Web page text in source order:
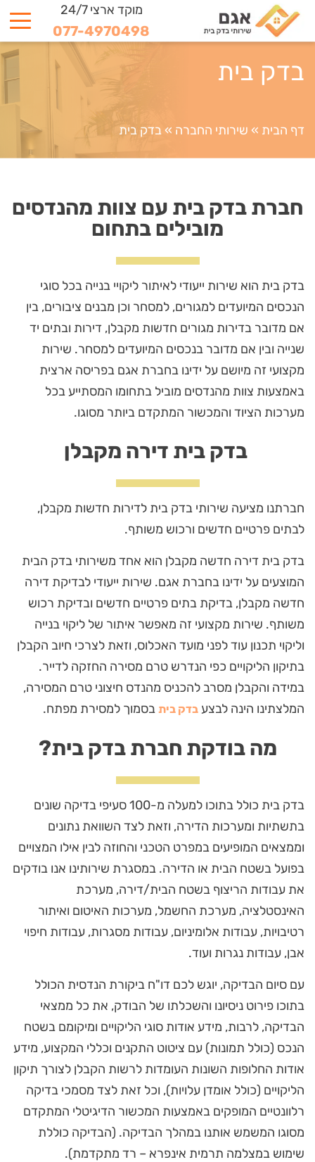
מוקד ארצי 24/7
077-4970498
בדק בית
דף הבית » שירותי החברה »בדק בית
חברת בדק בית עם צוות מהנדסים
מובילים בתחום
בדק בית הוא שירות ייעודי לאיתור ליקויי בנייה בכל סוגי
הנכסים המיועדים למגורים, למסחר וכן מבנים ציבורים, בין
אם מדובר בדירות מגורים חדשות מקבלן, דירות ובתים יד
שנייה ובין אם מדובר בנכסים המיועדים למסחר. שירות
מקצועי זה מיושם על ידינו בחברת אגם בפריסה ארצית
באמצעות צוות מהנדסים מוביל בתחומו המסתייע בכל
מערכות הציוד והמכשור המתקדם ביותר מסוגו.
בדק בית דירה מקבלן
חברתנו מציעה שירותי בדק בית לדירות חדשות מקבלן,
לבתים פרטיים חדשים ורכוש משותף.
בדק בית דירה חדשה מקבלן הוא אחד משירותי בדק הבית
המוצעים על ידינו בחברת אגם. שירות ייעודי לבדיקת דירה
חדשה מקבלן, בדיקת בתים פרטיים חדשים ובדיקת רכוש
משותף. שירות מקצועי זה מאפשר איתור של ליקוי בנייה
וליקוי תכנון עוד לפני מועד האכלוס, וזאת לצרכי חיוב הקבלן
בתיקון הליקויים כפי הנדרש טרם מסירה החזקה לדייר.
במידה והקבלן מסרב להכניס מהנדס חיצוני טרם המסירה,
המלצתינו הינה לבצע בדק בית בסמוך למסירת מפתח.
מה בודקת חברת בדק בית?
בדק בית כולל בתוכו למעלה מ-100 סעיפי בדיקה שונים
בתשתיות ומערכות הדירה, וזאת לצד השוואת נתונים
וממצאים המופיעים במפרט הטכני והחוזה לבין אילו המצויים
בפועל בשטח הבית או הדירה. במסגרת שירותינו אנו בודקים
את עבודות הריצוף בשטח הבית/דירה, מערכת
האינסטלציה, מערכת החשמל, מערכות האיטום ואיתור
רטיבויות, עבודות אלומיניום, עבודות מסגרות, עבודות חיפוי
אבן, עבודות נגרות ועוד.
עם סיום הבדיקה, יוגש לכם דו"ח ביקורת הנדסית הכולל
בתוכו פירוט ניסיונו והשכלתו של הבודק, את כל ממצאי
הבדיקה, לרבות, מידע אודות סוגי הליקויים ומיקומם בשטח
הנכס (כולל תמונות) עם ציטוט התקנים וכללי המקצוע, מידע
אודות החלופות השונות העומדות לרשות הקבלן לצורך תיקון
הליקויים (כולל אומדן עלויות), וכל זאת לצד מסמכי בדיקה
רלוונטיים המופקים באמצעות המכשור הדיגיטלי המתקדם
מסוגו המשמש אותנו במהלך הבדיקה. (הבדיקה כוללת
שימוש במצלמה תרמית אינפרא – רד מתקדמת).